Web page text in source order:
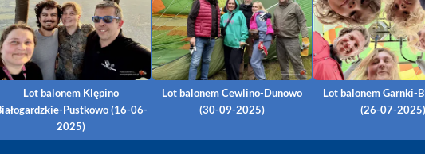
Lot balonem Klępino
Pustkowo (16-06-
2025)
Lot balonem Cewlino-Dunowo
(30-09-2025)
Lot balonem Garnki-
(26-07-2025)